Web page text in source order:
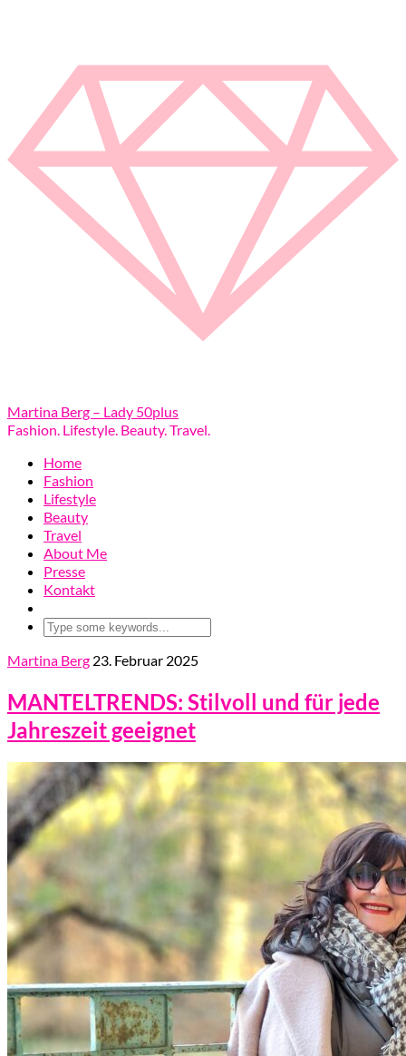
Martina Berg – Lady 50plus
Fashion. Lifestyle. Beauty. Travel.
Home
Fashion
Lifestyle
Beauty
Travel
About Me
Presse
Kontakt
Martina Berg 23. Februar 2025
MANTELTRENDS: Stilvoll und für jede
Jahreszeit geeignet